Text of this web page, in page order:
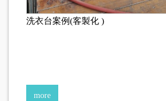
洗衣台案例(客製化 )
more